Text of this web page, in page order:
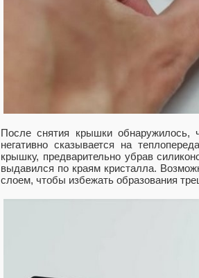
После снятия крышки
негативно сказывается на
крышку, предварительно убрав
выдавился по краям кристалла.
слоем, чтобы избежать образования